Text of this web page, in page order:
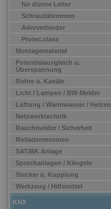
für dünne Leiter
Schraubklemmen
Aderverbinder
Protec.class
Montagematerial
Potentialausgleich u.
Überspannung
Rohre u. Kanäle
Licht / Lampen / BW-Melder
Lüftung / Warmwasser / Heizen
Netzwerktechnik
Rauchmelder / Sicherheit
Rolladenmotoren
SAT/BK Anlage
Sprechanlagen / Klingeln
Stecker u. Kupplung
Werkzeug / Hilfsmittel
KNX